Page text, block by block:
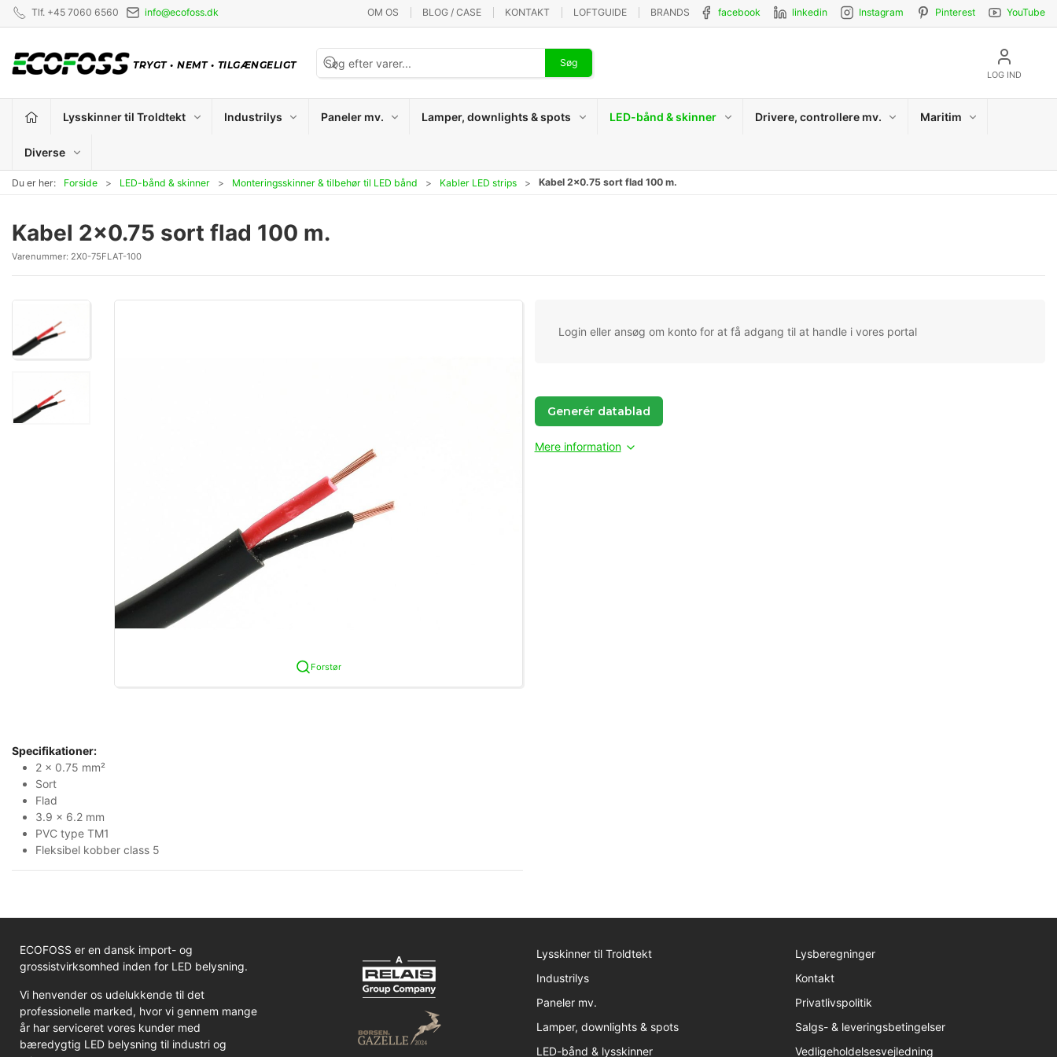
Tlf. +45 7060 6560 info@ecofoss.dk OM OS BLOG / CASE KONTAKT LOFTGUIDE BRANDS facebook linkedin Instagram Pinterest YouTube
TRYGT • NEMT • TILGÆNGELIGT Søg
LOG IND
Lysskinner til Troldtekt Industrilys Paneler mv. Lamper, downlights & spots LED-bånd & skinner Drivere, controllere mv. Maritim
Diverse
Du er her: Forside LED-bånd & skinner Monteringsskinner & tilbehør til LED bånd Kabler LED strips Kabel 2x0.75 sort flad 100 m.
Kabel 2x0.75 sort flad 100 m.
Varenummer: 2X0-75FLAT-100
Forstør
Login eller ansøg om konto for at få adgang til at handle i vores portal
Generér datablad
Mere information
Specifikationer:
2 x 0.75 mm²
Sort
Flad
3.9 x 6.2 mm
PVC type TM1
Fleksibel kobber class 5
ECOFOSS er en dansk import- og
grossistvirksomhed inden for LED belysning.
Vi henvender os udelukkende til det
professionelle marked, hvor vi gennem mange
år har serviceret vores kunder med
bæredygtig LED belysning til industri og
Lysskinner til Troldtekt
Industrilys
Paneler mv.
Lamper, downlights & spots
LED-bånd & lysskinner
Lysberegninger
Kontakt
Privatlivspolitik
Salgs- & leveringsbetingelser
Vedligeholdelsesvejledning